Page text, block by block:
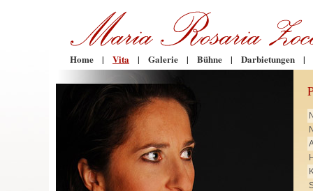
Home | Vita | Galerie | Bühne | Darbietungen |